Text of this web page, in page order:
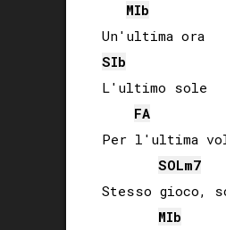
MIb
SIb
L'ultimo sole
FA
Per l'ultima
SOLm7
Stesso gioco,
MIb